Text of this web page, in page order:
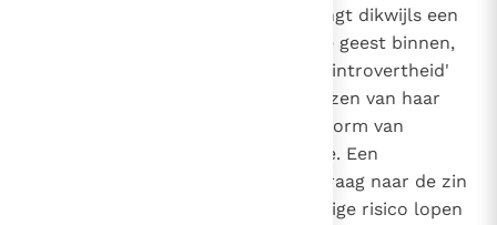
nihilisme. Als gevolg daarvan dringt dikwijls een
tweeduidig denken de menselijke geest binnen,
dat leidt tot een steeds diepere 'introvertheid'
die is opgesloten binnen de grenzen van haar
eigen immanentie zonder enige vorm van
referentie aan het transcendente. Een
wijsbegeerte die niet langer de vraag naar de zin
van het leven stelt zou het ernstige risico lopen